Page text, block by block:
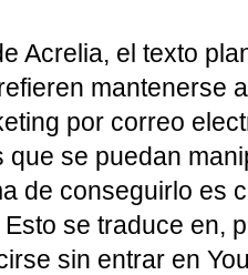
Acrelia, el texto
mantenerse
por correo
que se puedan
de conseguirlo es
Esto se traduce en,
sin entrar en